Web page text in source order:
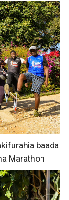
baada
Marathon